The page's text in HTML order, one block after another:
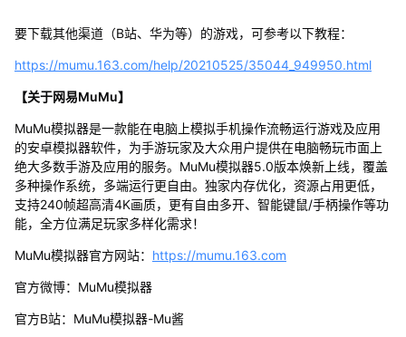
要下载其他渠道（B站、华为等）的游戏，可参考以下教程：
https://mumu.163.com/help/20210525/35044_949950.html
【关于网易MuMu】
MuMu模拟器是一款能在电脑上模拟手机操作流畅运行游戏及应用
的安卓模拟器软件，为手游玩家及大众用户提供在电脑畅玩市面上
绝大多数手游及应用的服务。MuMu模拟器5.0版本焕新上线，覆盖
多种操作系统，多端运行更自由。独家内存优化，资源占用更低，
支持240帧超高清4K画质，更有自由多开、智能键鼠/手柄操作等功
能，全方位满足玩家多样化需求！
MuMu模拟器官方网站： https://mumu.163.com
官方微博：MuMu模拟器
官方B站：MuMu模拟器-Mu酱